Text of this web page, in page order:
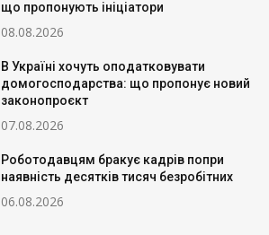
що пропонують ініціатори
08.08.2026
В Україні хочуть оподатковувати
домогосподарства: що пропонує новий
законопроєкт
07.08.2026
Роботодавцям бракує кадрів попри
наявність десятків тисяч безробітних
06.08.2026